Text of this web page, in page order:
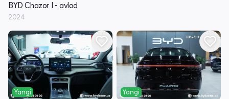
BYD Chazor I - avlod
2024
Yangi Yangi